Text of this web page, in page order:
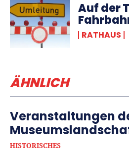
Auf der
RATHAUS
ÄHNLICH
Veranstaltungen
HISTORISCHES